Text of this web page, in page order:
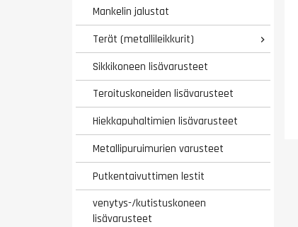
Mankelin jalustat
Terät (metallileikkurit)

Sikkikoneen lisävarusteet
Teroituskoneiden lisävarusteet
Hiekkapuhaltimien lisävarusteet
Metallipuruimurien varusteet
Putkentaivuttimen lestit
venytys-/kutistuskoneen
lisävarusteet